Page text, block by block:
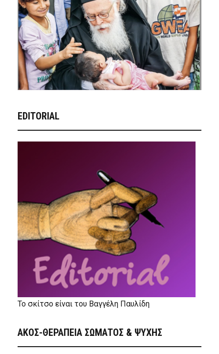
EDITORIAL
Το σκίτσο είναι του Βαγγέλη Παυλίδη
ΑΚΟΣ-ΘΕΡΑΠΕΙΑ ΣΩΜΑΤΟΣ & ΨΥΧΗΣ